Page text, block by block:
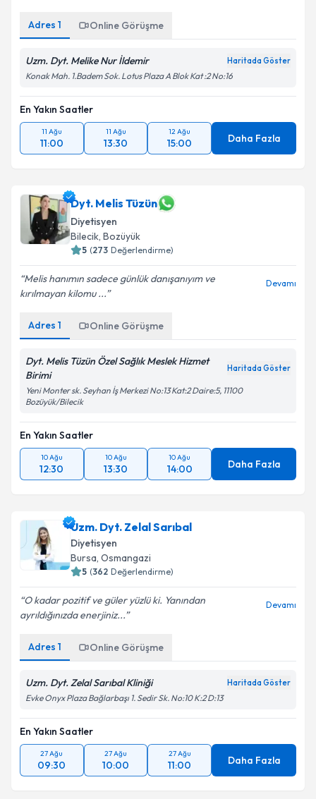
Adres 1 Online Görüşme
Uzm. Dyt. Melike Nur İldemir Haritada Göster
Konak Mah. 1.Badem Sok. Lotus Plaza A Blok Kat :2 No:16
En Yakın Saatler
11 Ağu
11:00
11 Ağu
13:30
12 Ağu
15:00 Daha Fazla
Dyt. Melis Tüzün
Diyetisyen
Bilecik, Bozüyük
5 (273 Değerlendirme)
Melis hanımın sadece günlük danışanıyım ve
kırılmayan kilomu ...
Devamı
Adres 1 Online Görüşme
Dyt. Melis Tüzün Özel Sağlık Meslek Hizmet
Birimi
Haritada Göster
Yeni Monter sk. Seyhan İş Merkezi No:13 Kat:2 Daire:5, 11100
Bozüyük/Bilecik
En Yakın Saatler
10 Ağu
12:30
10 Ağu
13:30
10 Ağu
14:00 Daha Fazla
Uzm. Dyt. Zelal Sarıbal
Diyetisyen
Bursa, Osmangazi
5 (362 Değerlendirme)
O kadar pozitif ve güler yüzlü ki. Yanından
ayrıldığınızda enerjiniz...
Devamı
Adres 1 Online Görüşme
Uzm. Dyt. Zelal Sarıbal Kliniği Haritada Göster
Evke Onyx Plaza Bağlarbaşı 1. Sedir Sk. No:10 K:2 D:13
En Yakın Saatler
27 Ağu
09:30
27 Ağu
10:00
27 Ağu
11:00 Daha Fazla